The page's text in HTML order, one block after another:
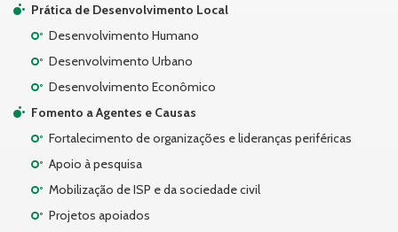
Prática de Desenvolvimento Local
Desenvolvimento Humano
Desenvolvimento Urbano
Desenvolvimento Econômico
Fomento a Agentes e Causas
Fortalecimento de organizações e lideranças periféricas
Apoio à pesquisa
Mobilização de ISP e da sociedade civil
Projetos apoiados